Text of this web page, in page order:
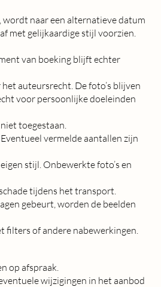
wordt naar een alternatieve datum
met gelijkaardige stijl voorzien.
van boeking blijft echter
auteursrecht. De foto’s blijven
voor persoonlijke doeleinden
toegestaan.
vermelde aantallen zijn
stijl. Onbewerkte foto’s en
tijdens het transport.
gebeurt, worden de beelden
filters of andere nabewerkingen.
op afspraak.
wijzigingen in het aanbod